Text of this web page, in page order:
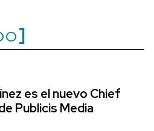
es el nuevo Chief
Publicis Media